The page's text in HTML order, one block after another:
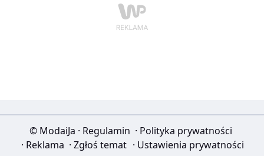
© ModaiJa · Regulamin · Polityka prywatności
· Reklama · Zgłoś temat · Ustawienia prywatności